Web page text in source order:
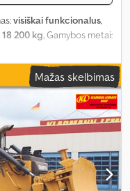
visiškai funkcionalus,
18 200 kg, Gamybos metai:
,
Mažas skelbimas